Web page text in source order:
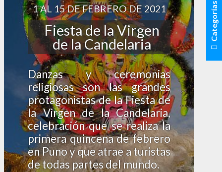
Fiesta de la Virgen
de la Candelaria
Danzas y ceremonias
religiosas son las grandes
protagonistas de la Fiesta de
la Virgen de la Candelaria,
celebración que se realiza la
primera quincena de febrero
en Puno y que atrae a turistas
de todas partes del mundo.
1 AL 15 DE FEBRERO DE 2021 Categorías